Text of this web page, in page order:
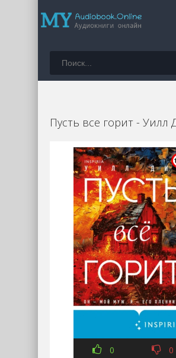
Пусть все горит - Уилл
0 0